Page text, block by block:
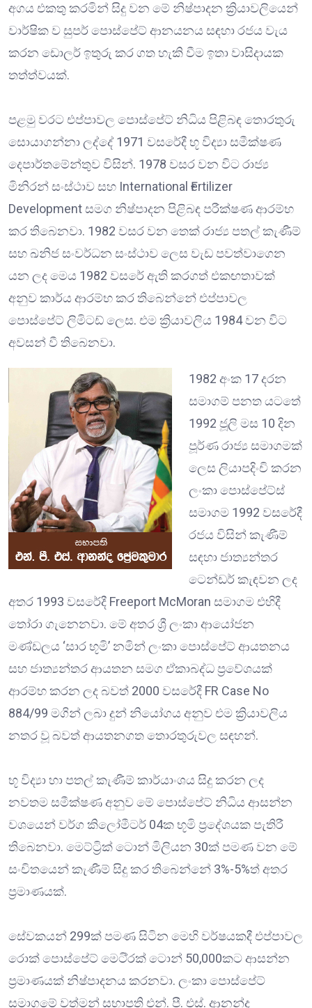
අගය එකතු කරමින් සිදු වන මේ නිෂ්පාදන ක්‍රියාවලියෙන්
වාර්ෂික ව සුපර් පොස්පේට් ආනයනය සඳහා රජය වැය
කරන ඩොලර් ඉතුරු කර ගත හැකි වීම ඉතා වාසිදායක
තත්ත්වයක්.
පළමු වරට එප්පාවල පොස්පේට් නිධිය පිළිබඳ තොරතුරු
සොයාගන්නා ලද්දේ 1971 වසරේදී භූ විද්‍යා සමීක්ෂණ
දෙපාර්තමේන්තුව විසින්. 1978 වසර වන විට රාජ්‍ය
මිනිරන් සංස්ථාව සහ International Ғertilizer
Development සමග නිෂ්පාදන පිළිබඳ පරීක්ෂණ ආරම්භ
කර තිබෙනවා. 1982 වසර වන තෙක් රාජ්‍ය පතල් කැණීම්
සහ ඛනිජ සංවර්ධන සංස්ථාව ලෙස වැඩ පවත්වාගෙන
යන ලද මෙය 1982 වසරේ ඇති කරගත් එකඟතාවක්
අනුව කාර්ය ආරම්භ කර තිබෙන්නේ එප්පාවල
පොස්පේට් ලිමිටඩ් ලෙස. එම ක්‍රියාවලිය 1984 වන විට
අවසන් වී තිබෙනවා.
1982 අංක 17 දරන
සමාගම් පනත යටතේ
1992 ජූලි මස 10 දින
පූර්ණ රාජ්‍ය සමාගමක්
ලෙස ලියාපදිංචි කරන
ලංකා පොස්පේට්ස්
සමාගම 1992 වසරේදී
රජය විසින් කැණීම්
සඳහා ජාත්‍යන්තර
ටෙන්ඩර් කැඳවන ලද
අතර 1993 වසරේදී Freeport McMoran සමාගම එහිදී
තෝරා ගැනෙනවා. මේ අතර ශ්‍රී ලංකා ආයෝජන
මණ්ඩලය ‘සාර භූමි’ නමින් ලංකා පොස්පේට් ආයතනය
සහ ජාත්‍යන්තර ආයතන සමග ඒකාබද්ධ ප්‍රවේශයක්
ආරම්භ කරන ලද බවත් 2000 වසරේදී FR Case No
884/99 මගින් ලබා දුන් නියෝගය අනුව එම ක්‍රියාවලිය
නතර වූ බවත් ආයතනගත තොරතුරුවල සඳහන්.
භූ විද්‍යා හා පතල් කැණීම් කාර්යාංශය සිදු කරන ලද
නවතම සමීක්ෂණ අනුව මේ පොස්පේට් නිධිය ආසන්න
වශයෙන් වර්ග කිලෝමීටර් 04ක භූමි ප්‍රදේශයක පැතිරී
තිබෙනවා. මෙට්‍ට්‍රික් ටොන් මිලියන 30ක් පමණ වන මේ
සංචිතයෙන් කැණීම් සිදු කර තිබෙන්නේ 3%-5%ත් අතර
ප්‍රමාණයක්.
සේවකයන් 299ක් පමණ සිටින මෙහි වර්ෂයකදී එප්පාවල
රොක් පොස්පේට් මෙටි්‍රක් ටොන් 50,000කට ආසන්න
ප්‍රමාණයක් නිෂ්පාදනය කරනවා. ලංකා පොස්පේට්
සමාගමේ වත්මන් සභාපති එන්. පී. එස්. ආනන්ද